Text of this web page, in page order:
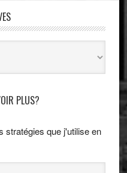
PLUS?
stratégies que j'utilise en